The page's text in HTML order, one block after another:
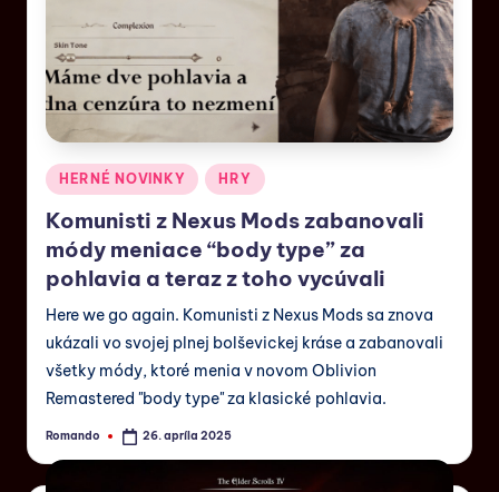
HERNÉ NOVINKY HRY
Komunisti z Nexus Mods zabanovali
módy meniace “body type” za
pohlavia a teraz z toho vycúvali
Here we go again. Komunisti z Nexus Mods sa znova
ukázali vo svojej plnej bolševickej kráse a zabanovali
všetky módy, ktoré menia v novom Oblivion
Remastered "body type" za klasické pohlavia.
Romando 26. apríla 2025